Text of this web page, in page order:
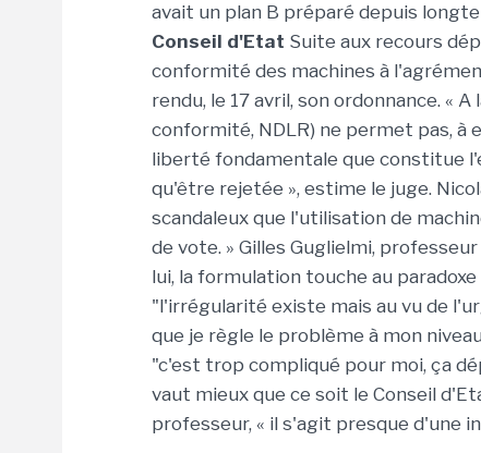
avait un plan B préparé depuis
Conseil d'Etat Suite aux recours
conformité des machines à
rendu, le 17 avril, son ordonnance. «
conformité, NDLR) ne permet pas, à
liberté fondamentale que constitue
qu'être rejetée », estime le juge.
scandaleux que l'utilisation de
de vote. » Gilles Guglielmi,
lui, la formulation touche au
"l'irrégularité existe mais au vu de
que je règle le problème à mon
"c'est trop compliqué pour moi, ça
vaut mieux que ce soit le Conseil
professeur, « il s'agit presque d'une